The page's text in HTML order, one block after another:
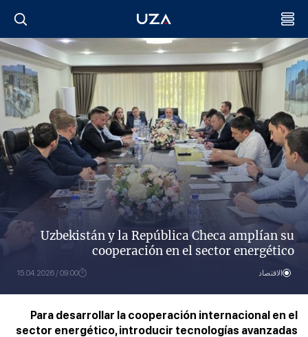
Uzbekistán y la República Checa amplían su
cooperación en el sector energético
الاقتصاد 09:00 / 15.04.2026
Para desarrollar la cooperación internacional en el
sector energético, introducir tecnologías avanzadas